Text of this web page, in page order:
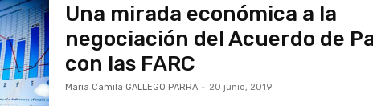
Una mirada económica a la
negociación del Acuerdo de
con las FARC
Maria Camila GALLEGO PARRA - 20 junio, 2019